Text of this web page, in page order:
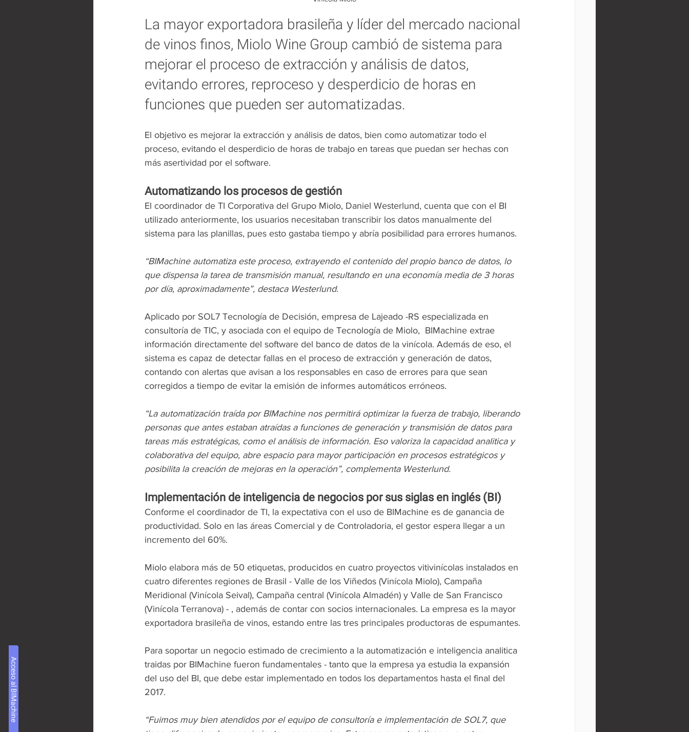
Acceso al BIMachine
La mayor exportadora brasileña y líder del mercado nacional
de vinos finos, Miolo Wine Group cambió de sistema para
mejorar el proceso de extracción y análisis de datos,
evitando errores, reproceso y desperdicio de horas en
funciones que pueden ser automatizadas.
El objetivo es mejorar la extracción y análisis de datos, bien como automatizar todo el
proceso, evitando el desperdicio de horas de trabajo en tareas que puedan ser hechas con
más asertividad por el software.
Automatizando los procesos de gestión
El coordinador de TI Corporativa del Grupo Miolo, Daniel Westerlund, cuenta que con el BI
utilizado anteriormente, los usuarios necesitaban transcribir los datos manualmente del
sistema para las planillas, pues esto gastaba tiempo y abría posibilidad para errores humanos.
“BIMachine automatiza este proceso, extrayendo el contenido del propio banco de datos, lo
que dispensa la tarea de transmisión manual, resultando en una economía media de 3 horas
por día, aproximadamente”, destaca Westerlund.
Aplicado por SOL7 Tecnología de Decisión, empresa de Lajeado -RS especializada en
consultoría de TIC, y asociada con el equipo de Tecnología de Miolo,  BIMachine extrae
información directamente del software del banco de datos de la vinícola. Además de eso, el
sistema es capaz de detectar fallas en el proceso de extracción y generación de datos,
contando con alertas que avisan a los responsables en caso de errores para que sean
corregidos a tiempo de evitar la emisión de informes automáticos erróneos.
“La automatización traída por BIMachine nos permitirá optimizar la fuerza de trabajo, liberando
personas que antes estaban atraídas a funciones de generación y transmisión de datos para
tareas más estratégicas, como el análisis de información. Eso valoriza la capacidad analitica y
colaborativa del equipo, abre espacio para mayor participación en procesos estratégicos y
posibilita la creación de mejoras en la operación”, complementa Westerlund.
Implementación de inteligencia de negocios por sus siglas en inglés (BI)
Conforme el coordinador de TI, la expectativa con el uso de BIMachine es de ganancia de
productividad. Solo en las áreas Comercial y de Controladoria, el gestor espera llegar a un
incremento del 60%.
Miolo elabora más de 50 etiquetas, producidos en cuatro proyectos vitivinícolas instalados en
cuatro diferentes regiones de Brasil - Valle de los Viñedos (Vinícola Miolo), Campaña
Meridional (Vinícola Seival), Campaña central (Vinícola Almadén) y Valle de San Francisco
(Vinícola Terranova) - , además de contar con socios internacionales. La empresa es la mayor
exportadora brasileña de vinos, estando entre las tres principales productoras de espumantes.
Para soportar un negocio estimado de crecimiento a la automatización e inteligencia analitica
traidas por BIMachine fueron fundamentales - tanto que la empresa ya estudia la expansión
del uso del BI, que debe estar implementado en todos los departamentos hasta el final del
2017.
“Fuimos muy bien atendidos por el equipo de consultoría e implementación de SOL7, que